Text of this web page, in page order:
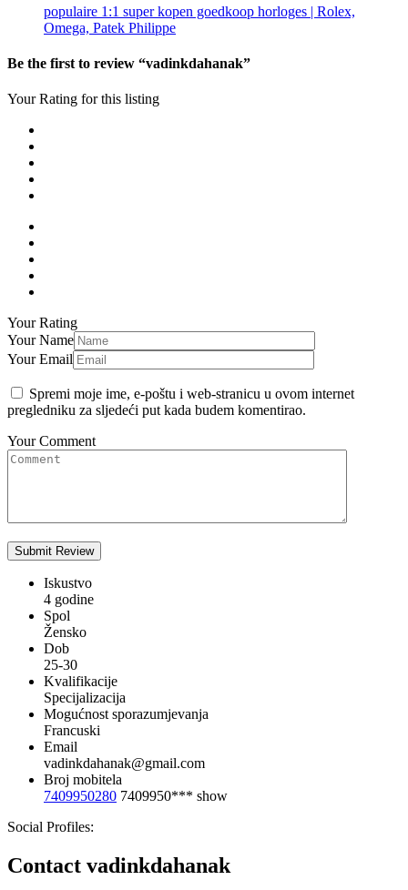
populaire 1:1 super kopen goedkoop horloges | Rolex,
Omega, Patek Philippe
Be the first to review “vadinkdahanak”
Your Rating for this listing
Your Rating
Your Name
Your Email
Spremi moje ime, e-poštu i web-stranicu u ovom internet
pregledniku za sljedeći put kada budem komentirao.
Your Comment
Iskustvo
4 godine
Spol
Žensko
Dob
25-30
Kvalifikacije
Specijalizacija
Mogućnost sporazumjevanja
Francuski
Email
vadinkdahanak@gmail.com
Broj mobitela
7409950280 7409950*** show
Social Profiles:
Contact vadinkdahanak